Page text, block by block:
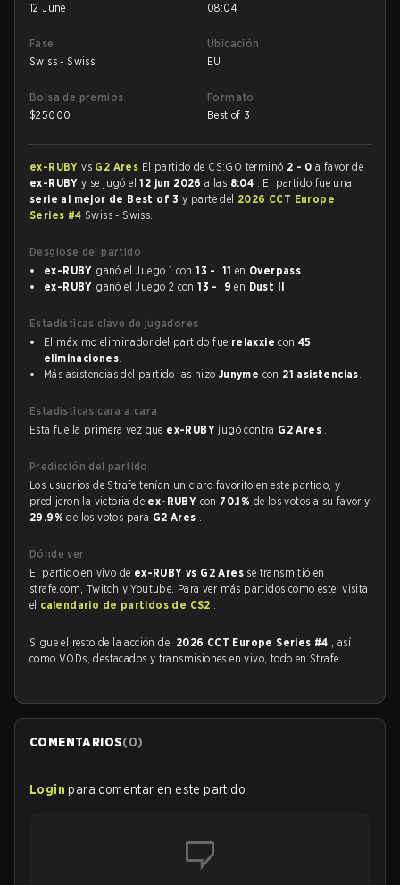
12 June
08:04
Fase
Swiss - Swiss
Ubicación
EU
Bolsa de premios
$25000
Formato
Best of 3
ex-RUBYvs G2 Ares El partido de CS:GO terminó 2 - 0 a favor de
ex-RUBYy se jugó el12 jun 2026a las 8:04 . El partido fue una
serie al mejor de Best of 3y parte del 2026 CCT Europe
Series #4 Swiss - Swiss.
Desglose del partido
ex-RUBY ganó el Juego 1 con13 - 11 en Overpass
ex-RUBY ganó el Juego 2 con13 - 9 en Dust II
Estadísticas clave de jugadores
El máximo eliminador del partido fue relaxxie con45
eliminaciones.
Más asistencias del partido las hizo Junyme con 21 asistencias.
Estadísticas cara a cara
Esta fue la primera vez que ex-RUBY jugó contra G2 Ares .
Predicción del partido
Los usuarios de Strafe tenían un claro favorito en este partido, y
predijeron la victoria de ex-RUBY con 70.1% de los votos a su favor y
29.9%de los votos para G2 Ares .
Dónde ver
El partido en vivo de ex-RUBY vs G2 Ares se transmitió en
strafe.com, Twitch y Youtube. Para ver más partidos como este, visita
el calendario de partidos de CS2 .
Sigue el resto de la acción del 2026 CCT Europe Series #4 , así
como VODs, destacados y transmisiones en vivo, todo en Strafe.
COMENTARIOS(0)
Login para comentar en este partido